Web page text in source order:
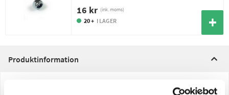
16 kr (ink. moms)
20 + I LAGER
Produktinformation